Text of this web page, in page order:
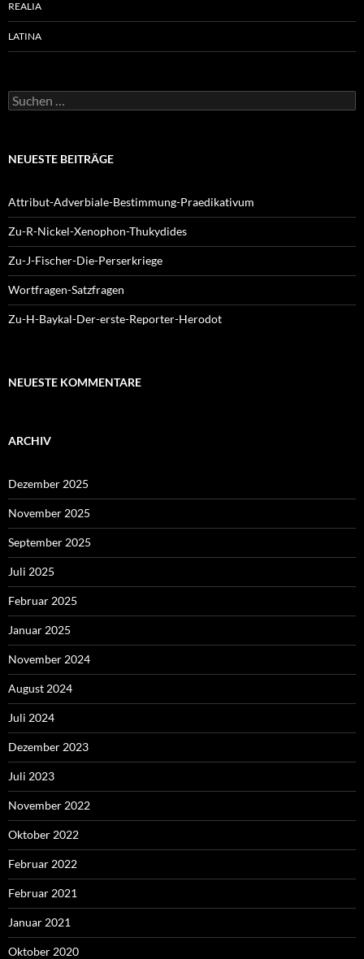
REALIA
LATINA
Suchen
nach:
NEUESTE BEITRÄGE
Attribut-Adverbiale-Bestimmung-Praedikativum
Zu-R-Nickel-Xenophon-Thukydides
Zu-J-Fischer-Die-Perserkriege
Wortfragen-Satzfragen
Zu-H-Baykal-Der-erste-Reporter-Herodot
NEUESTE KOMMENTARE
ARCHIV
Dezember 2025
November 2025
September 2025
Juli 2025
Februar 2025
Januar 2025
November 2024
August 2024
Juli 2024
Dezember 2023
Juli 2023
November 2022
Oktober 2022
Februar 2022
Februar 2021
Januar 2021
Oktober 2020